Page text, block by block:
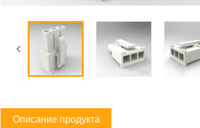
Описание продукта